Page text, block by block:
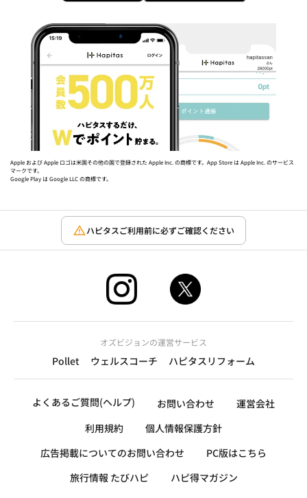
Apple および Apple ロゴは米国その他の国で登録された Apple Inc. の商標です。App Store は Apple Inc. のサービス
マークです。
Google Play は Google LLC の商標です。
ハピタスご利用前に必ずご確認ください
オズビジョンの運営サービス
Pollet ウェルスコーチ ハピタスリフォーム
よくあるご質問(ヘルプ) お問い合わせ
運営会社
利用規約
個人情報保護方針
広告掲載についてのお問い合わせ
PC版はこちら
旅行情報 たびハピ
ハピ得マガジン